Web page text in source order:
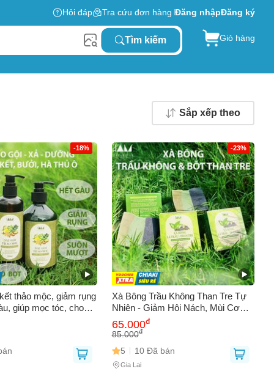
Hỏi đáp Tra cứu đơn hàng Đăng nhậpĐăng ký
Tìm kiếm Giỏ hàng
Sắp xếp theo
-18%
thảo mộc, giảm rụng
giúp mọc tóc, cho
ả, mềm mượt 500ml
-23%
Xà Bông Trầu Không Than Tre Tự
Nhiên - Giảm Hôi Nách, Mùi Cơ
Thể, Mụn Lưng, Mẩn Ngứa, Tẩy Tế
Bào Chết 135g
65.000đ
85.000đ
5 10 Đã bán
Gia Lai